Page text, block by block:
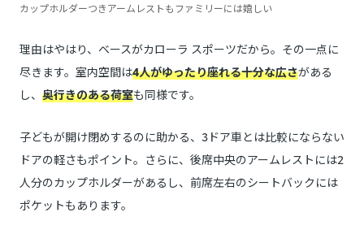
カップホルダーつきアームレストもファミリーには嬉しい
理由はやはり、ベースがカローラ スポーツだから。その一点に
尽きます。室内空間は4人がゆったり座れる十分な広さがある
し、 奥行きのある荷室も同様です。
子どもが開け閉めするのに助かる、3ドア車とは比較にならない
ドアの軽さもポイント。さらに、後席中央のアームレストには2
人分のカップホルダーがあるし、前席左右のシートバックには
ポケットもあります。